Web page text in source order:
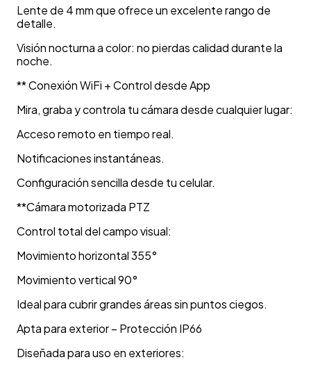
Lente de 4 mm que ofrece un excelente rango de
detalle.
Visión nocturna a color: no pierdas calidad durante la
noche.
** Conexión WiFi + Control desde App
Mira, graba y controla tu cámara desde cualquier lugar:
Acceso remoto en tiempo real.
Notificaciones instantáneas.
Configuración sencilla desde tu celular.
**Cámara motorizada PTZ
Control total del campo visual:
Movimiento horizontal 355°
Movimiento vertical 90°
Ideal para cubrir grandes áreas sin puntos ciegos.
Apta para exterior – Protección IP66
Diseñada para uso en exteriores: